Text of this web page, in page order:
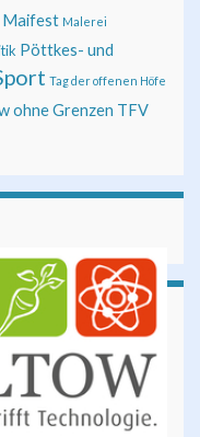
Maifest Malerei
Pöttkes- und
Tag der offenen Höfe
ohne Grenzen TFV